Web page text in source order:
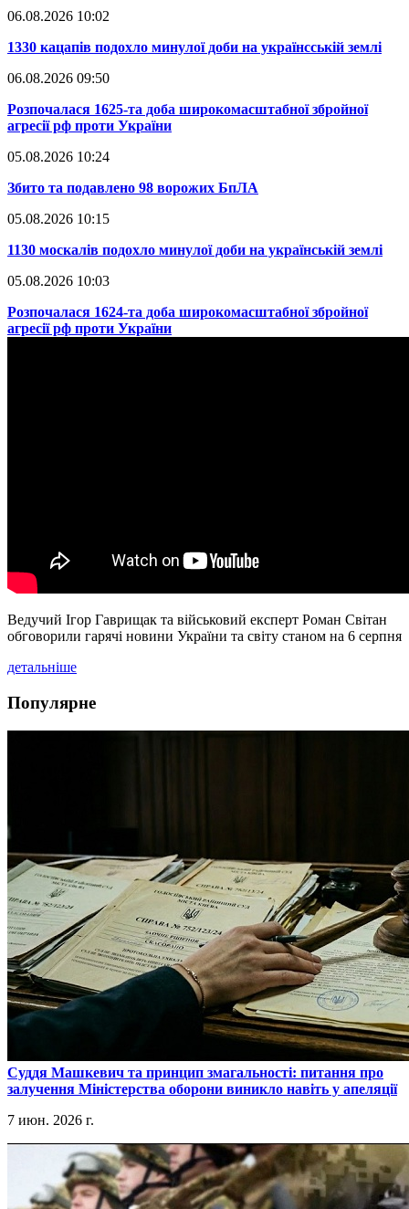
06.08.2026 10:02
​1330 кацапів подохло минулої доби на українсській землі
06.08.2026 09:50
​Розпочалася 1625-та доба широкомасштабної збройної
агресії рф проти України
05.08.2026 10:24
​Збито та подавлено 98 ворожих БпЛА
05.08.2026 10:15
​1130 москалів подохло минулої доби на українській землі
05.08.2026 10:03
​Розпочалася 1624-та доба широкомасштабної збройної
агресії рф проти України
Ведучий Ігор Гаврищак та військовий експерт Роман Світан
обговорили гарячі новини України та світу станом на 6 серпня
детальніше
Популярне
​Суддя Машкевич та принцип змагальності: питання про
залучення Міністерства оборони виникло навіть у апеляції
7 июн. 2026 г.